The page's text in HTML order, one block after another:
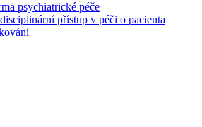
psychiatrické péče
přístup v péči o pacienta